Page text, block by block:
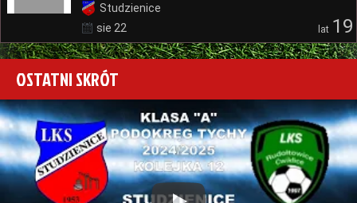
Studzienice
sie 22
lat 19
OSTATNI SKRÓT
Play